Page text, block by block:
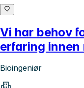
Vi har behov
erfaring innen
Bioingeniør